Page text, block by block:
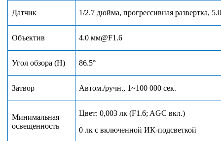
Датчик 1/2.7 дюйма, прогрессивная развертка,
Объектив 4.0 мм@F1.6
Угол обзора (H) 86.5°
Затвор Автом./ручн., 1~100 000 сек.
Минимальная
освещенность
Цвет: 0,003 лк (F1.6; AGC вкл.)
0 лк с включенной ИК-подсветкой